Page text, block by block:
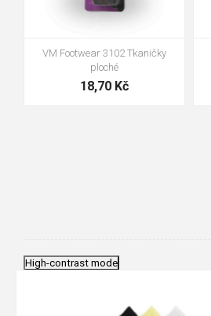
VM Footwear 3100 Tkaničky
kulaté
19,70 Kč
High-contrast mode